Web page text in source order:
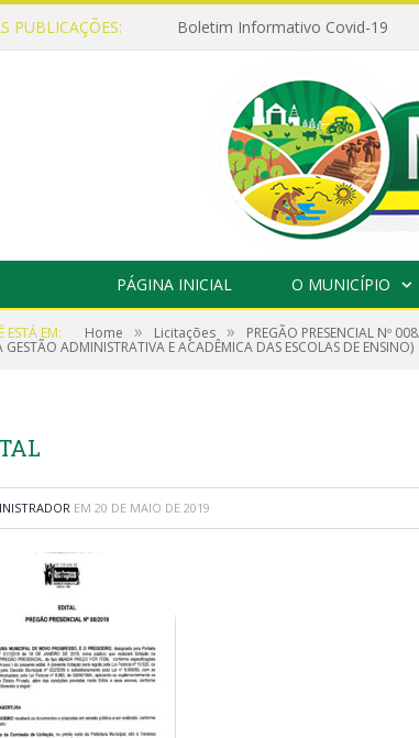
PUBLICAÇÕES: Boletim Informativo Covid-19
PÁGINA INICIAL O MUNICÍPIO
ESTÁ EM: Home » Licitações » PREGÃO PRESENCIAL Nº
GESTÃO ADMINISTRATIVA E ACADÊMICA DAS ESCOLAS DE ENSINO)
EM 20 DE MAIO DE 2019